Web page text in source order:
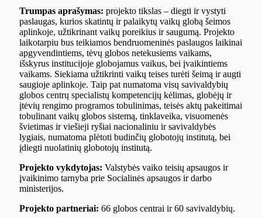
Trumpas aprašymas: projekto tikslas – diegti ir vystyti
paslaugas, kurios skatintų ir palaikytų vaikų globą šeimos
aplinkoje, užtikrinant vaikų poreikius ir saugumą. Projekto
laikotarpiu bus teikiamos bendruomeninės paslaugos laikinai
apgyvendintiems, tėvų globos netekusiems vaikams,
išskyrus institucijoje globojamus vaikus, bei įvaikintiems
vaikams. Siekiama užtikrinti vaikų teises turėti šeimą ir augti
saugioje aplinkoje. Taip pat numatoma visų savivaldybių
globos centrų specialistų kompetencijų kėlimas, globėjų ir
įtėvių rengimo programos tobulinimas, teisės aktų pakeitimai
tobulinant vaikų globos sistemą, tinklaveika, visuomenės
švietimas ir viešieji ryšiai nacionaliniu ir savivaldybės
lygiais, numatoma plėtoti budinčių globotojų institutą, bei
įdiegti nuolatinių globotojų institutą.
Projekto vykdytojas: Valstybės vaiko teisių apsaugos ir
įvaikinimo tarnyba prie Socialinės apsaugos ir darbo
ministerijos.
Projekto partneriai: 66 globos centrai ir 60 savivaldybių.